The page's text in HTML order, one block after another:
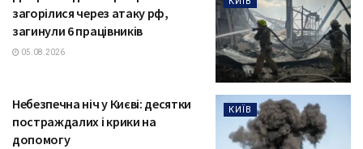
загорілися через атаку рф,
загинули 6 працівників
05.08.2026
КИЇВ
Небезпечна ніч у Києві: десятки
постраждалих і крики на
допомогу